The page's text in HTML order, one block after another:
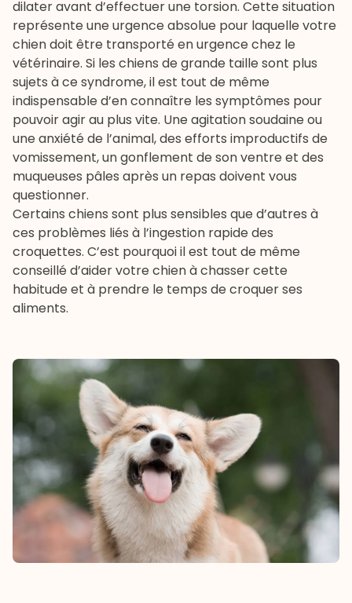
dilater avant d’effectuer une torsion. Cette situation
représente une urgence absolue pour laquelle votre
chien doit être transporté en urgence chez le
vétérinaire. Si les chiens de grande taille sont plus
sujets à ce syndrome, il est tout de même
indispensable d’en connaître les symptômes pour
pouvoir agir au plus vite. Une agitation soudaine ou
une anxiété de l’animal, des efforts improductifs de
vomissement, un gonflement de son ventre et des
muqueuses pâles après un repas doivent vous
questionner.
Certains chiens sont plus sensibles que d’autres à
ces problèmes liés à l’ingestion rapide des
croquettes. C’est pourquoi il est tout de même
conseillé d’aider votre chien à chasser cette
habitude et à prendre le temps de croquer ses
aliments.